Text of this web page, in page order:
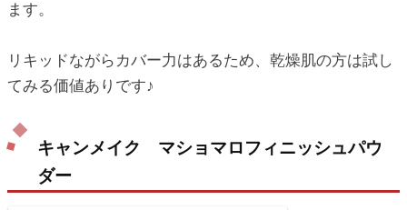
ます。
リキッドながらカバー力はあるため、乾燥肌の方は試し
てみる価値ありです♪
キャンメイク マショマロフィニッシュパウ
ダー